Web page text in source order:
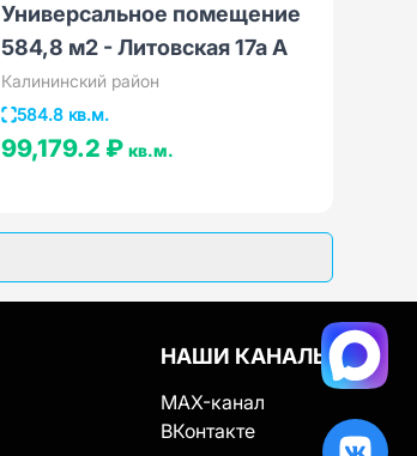
Универсальное помещение
584,8 м2 - Литовская 17а А
Калининский район
584.8 кв.м.
99,179.2 ₽ кв.м.
НАШИ КАНАЛЫ
MAX-канал
ВКонтакте